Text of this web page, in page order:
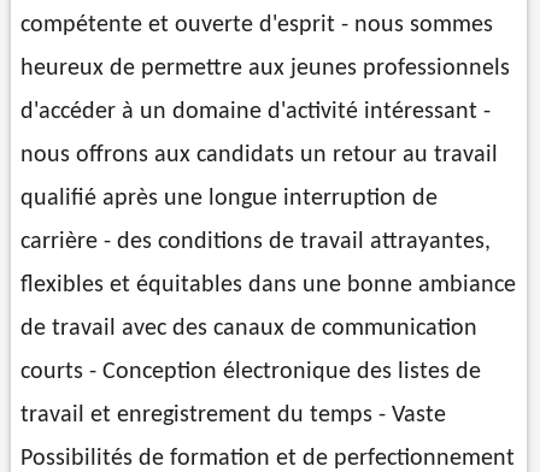
compétente et ouverte d'esprit - nous sommes
heureux de permettre aux jeunes professionnels
d'accéder à un domaine d'activité intéressant -
nous offrons aux candidats un retour au travail
qualifié après une longue interruption de
carrière - des conditions de travail attrayantes,
flexibles et équitables dans une bonne ambiance
de travail avec des canaux de communication
courts - Conception électronique des listes de
travail et enregistrement du temps - Vaste
Possibilités de formation et de perfectionnement